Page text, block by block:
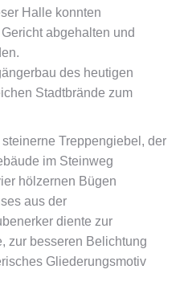
Halle konnten
abgehalten und
des heutigen
Stadtbrände zum
Treppengiebel, der
im Steinweg
hölzernen Bügen
aus der
diente zur
zur besseren Belichtung
Gliederungsmotiv